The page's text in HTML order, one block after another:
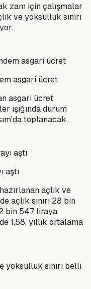
zam için çalışmalar
ve yoksulluk sınırı
asgari ücret
asgari ücret
ışığında durum
toplanacak.
aştı
açlık ve
açlık sınırı 28 bin
bin 547 liraya
1,58, yıllık ortalama